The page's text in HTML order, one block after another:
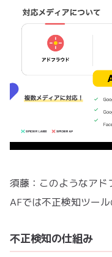
須藤：このようなア
AFでは不正検知ツー
不正検知の仕組み